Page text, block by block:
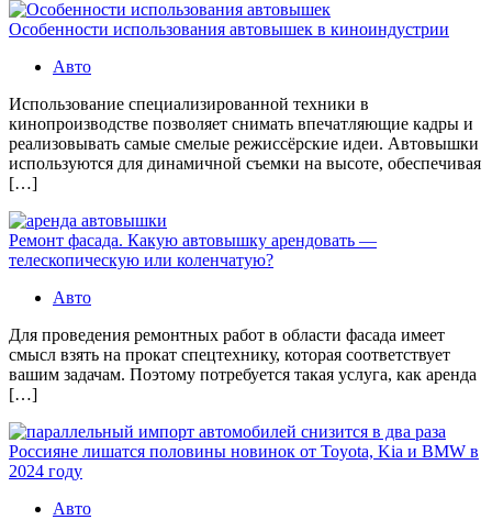
Особенности использования автовышек в киноиндустрии
Авто
Использование специализированной техники в
кинопроизводстве позволяет снимать впечатляющие кадры и
реализовывать самые смелые режиссёрские идеи. Автовышки
используются для динамичной съемки на высоте, обеспечивая
[…]
Ремонт фасада. Какую автовышку арендовать —
телескопическую или коленчатую?
Авто
Для проведения ремонтных работ в области фасада имеет
смысл взять на прокат спецтехнику, которая соответствует
вашим задачам. Поэтому потребуется такая услуга, как аренда
[…]
Россияне лишатся половины новинок от Toyota, Kia и BMW в
2024 году
Авто